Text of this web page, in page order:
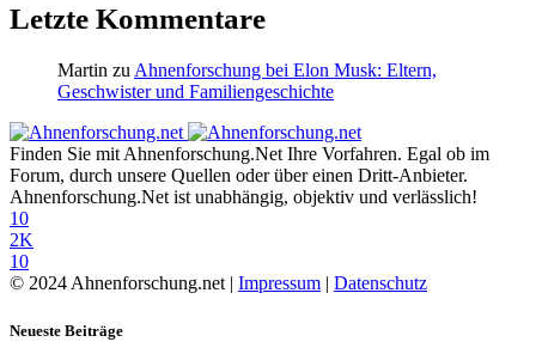
Letzte Kommentare
Martin zuAhnenforschung bei Elon Musk: Eltern,
Geschwister und Familiengeschichte
Finden Sie mit Ahnenforschung.Net Ihre Vorfahren. Egal ob im
Forum, durch unsere Quellen oder über einen Dritt-Anbieter.
Ahnenforschung.Net ist unabhängig, objektiv und verlässlich!
10
2K
10
© 2024 Ahnenforschung.net | Impressum Datenschutz
Neueste Beiträge